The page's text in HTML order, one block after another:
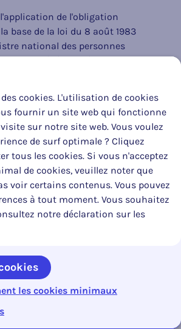
:
openen
de l'obligation
base de la loi du 8 août 1983
national des personnes
public fédéral Intérieur collecte les
des personnes physiques
comme titulaire d'une
répertoire matricule des véhicules.
de l'obligation
base de la loi du 15 janvier 1990
et à l'organisation d'une Banque-
sociale, la Banque-Carrefour de la
les données d'identification
la Sécurité sociale, concernant des
enregistrées dans la Banque-
d'un véhicule.
cookies. L'utilisation de cookies
fournir un site web qui fonctionne
sur notre site web. Vous voulez
de surf optimale ? Cliquez
tous les cookies. Si vous n'acceptez
de cookies, veuillez noter que
voir certains contenus. Vous pouvez
à tout moment. Vous souhaitez
notre déclaration sur les
les cookies minimaux